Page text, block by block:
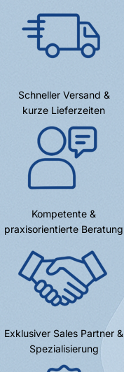
Schneller Versand &
kurze Lieferzeiten
Kompetente &
praxisorientierte Beratung
Exklusiver Sales Partner &
Spezialisierung